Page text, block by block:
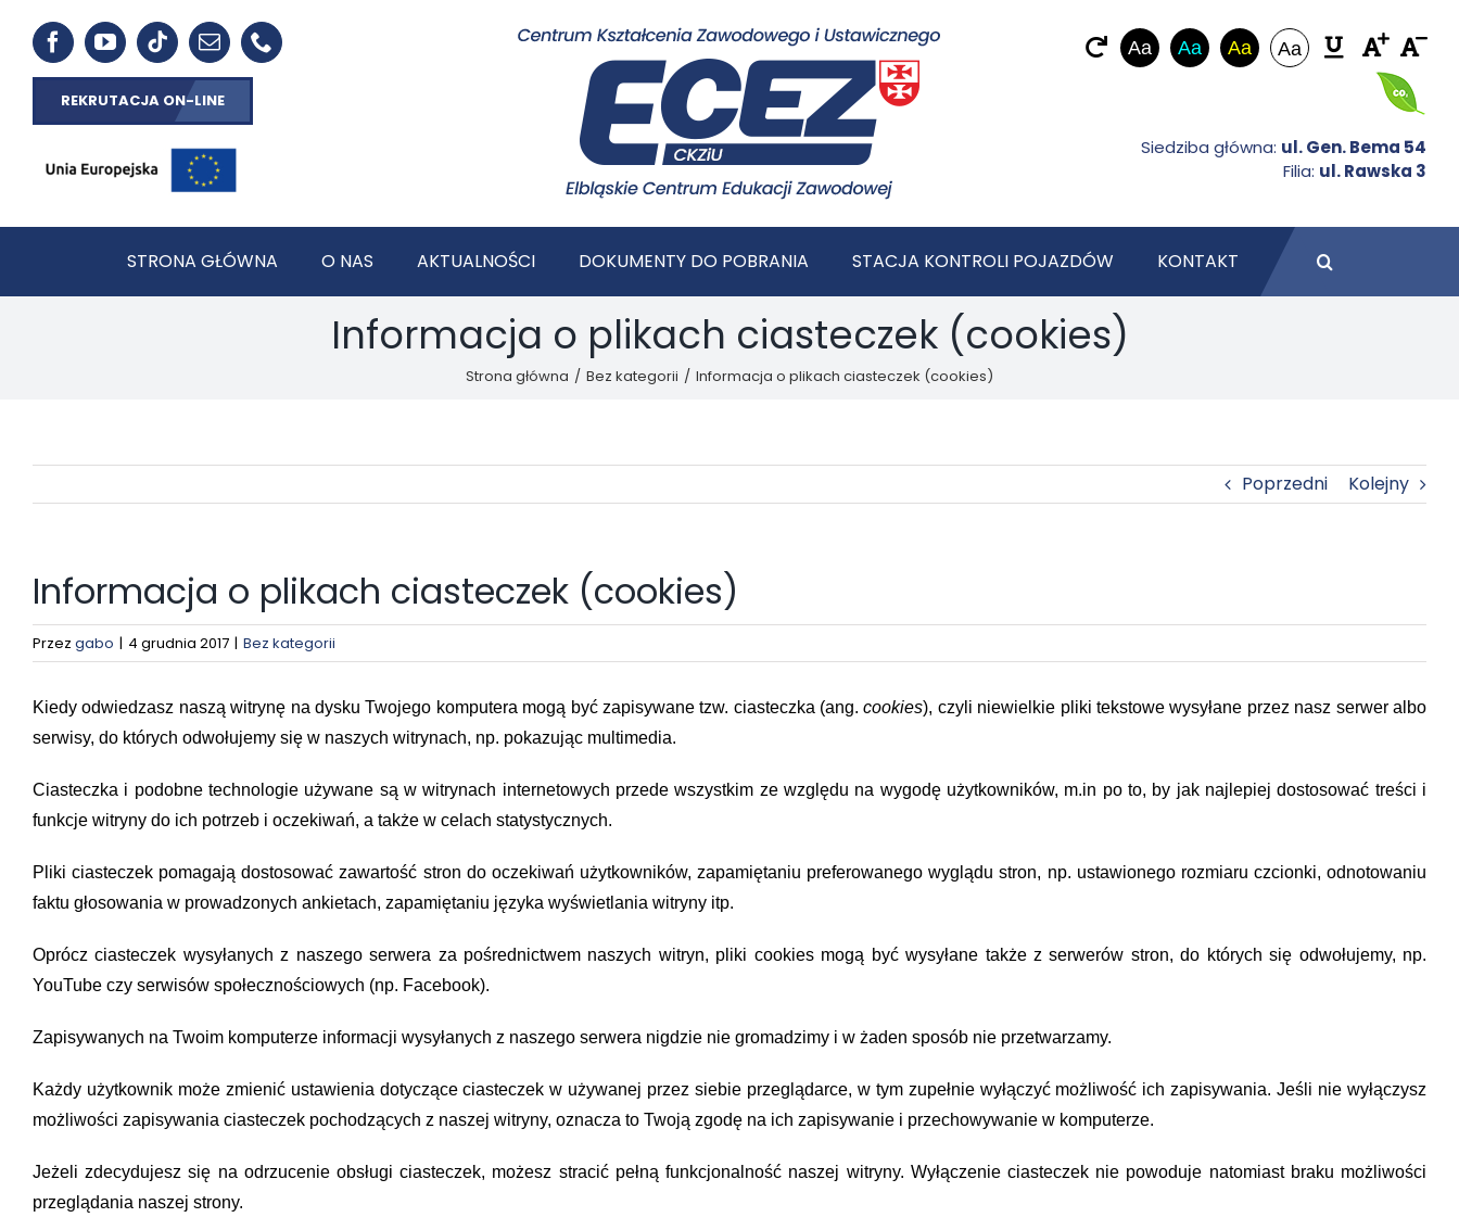
REKRUTACJA ON-LINE
Aa Aa Aa Aa
Siedziba główna: ul. Gen. Bema 54
Filia: ul. Rawska 3
STRONA GŁÓWNA O NAS AKTUALNOŚCI DOKUMENTY DO POBRANIA STACJA KONTROLI POJAZDÓW KONTAKT
Informacja o plikach ciasteczek (cookies)
Strona główna / Bez kategorii / Informacja o plikach ciasteczek (cookies)
Poprzedni Kolejny
Informacja o plikach ciasteczek (cookies)
Przez gabo | 4 grudnia 2017 | Bez kategorii
Kiedy odwiedzasz naszą witrynę na dysku Twojego komputera mogą być zapisywane tzw. ciasteczka (ang.cookies), czyli niewielkie pliki tekstowe wysyłane przez nasz serwer albo
serwisy, do których odwołujemy się w naszych witrynach, np. pokazując multimedia.
Ciasteczka i podobne technologie używane są w witrynach internetowych przede wszystkim ze względu na wygodę użytkowników, m.in po to, by jak najlepiej dostosować treści i
funkcje witryny do ich potrzeb i oczekiwań, a także w celach statystycznych.
Pliki ciasteczek pomagają dostosować zawartość stron do oczekiwań użytkowników, zapamiętaniu preferowanego wyglądu stron, np. ustawionego rozmiaru czcionki, odnotowaniu
faktu głosowania w prowadzonych ankietach, zapamiętaniu języka wyświetlania witryny itp.
Oprócz ciasteczek wysyłanych z naszego serwera za pośrednictwem naszych witryn, pliki cookies mogą być wysyłane także z serwerów stron, do których się odwołujemy, np.
YouTube czy serwisów społecznościowych (np. Facebook).
Zapisywanych na Twoim komputerze informacji wysyłanych z naszego serwera nigdzie nie gromadzimy i w żaden sposób nie przetwarzamy.
Każdy użytkownik może zmienić ustawienia dotyczące ciasteczek w używanej przez siebie przeglądarce, w tym zupełnie wyłączyć możliwość ich zapisywania. Jeśli nie wyłączysz
możliwości zapisywania ciasteczek pochodzących z naszej witryny, oznacza to Twoją zgodę na ich zapisywanie i przechowywanie w komputerze.
Jeżeli zdecydujesz się na odrzucenie obsługi ciasteczek, możesz stracić pełną funkcjonalność naszej witryny. Wyłączenie ciasteczek nie powoduje natomiast braku możliwości
przeglądania naszej strony.